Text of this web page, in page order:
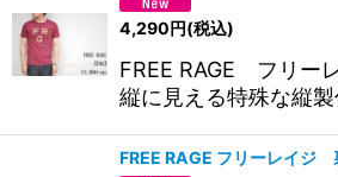
4,290円(税込)
FREE RAGE フリー
縦に見える特殊な縦
FREE RAGE フリーレイ